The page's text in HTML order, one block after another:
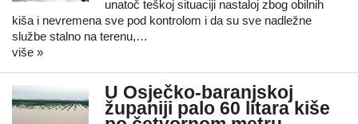
unatoč teškoj situaciji nastaloj zbog obilnih
kiša i nevremena sve pod kontrolom i da su sve nadležne
službe stalno na terenu,…
više »
U Osječko-baranjskoj
županiji palo 60 litara kiše